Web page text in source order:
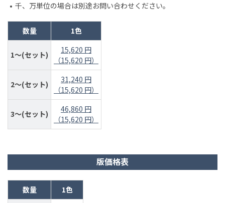
千、万単位の場合は別途お問い合わせください。
数量 1色
1～(セット)
15,620 円
（15,620 円）
2～(セット)
31,240 円
（15,620 円）
3～(セット)
46,860 円
（15,620 円）
版価格表
数量
1色